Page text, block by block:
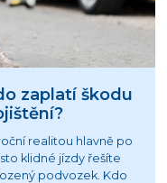
zaplatí škodu
realitou hlavně po
klidné jízdy řešíte
podvozek. Kdo